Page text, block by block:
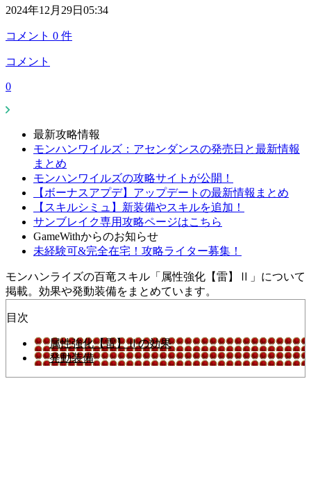
2024年12月29日05:34
コメント 0 件
コメント
0
最新攻略情報
モンハンワイルズ：アセンダンスの発売日と最新情報
まとめ
モンハンワイルズの攻略サイトが公開！
【ボーナスアプデ】アップデートの最新情報まとめ
【スキルシミュ】新装備やスキルを追加！
サンブレイク専用攻略ページはこちら
GameWithからのお知らせ
未経験可&完全在宅！攻略ライター募集！
モンハンライズの百竜スキル「属性強化【雷】Ⅱ」について
掲載。効果や発動装備をまとめています。
目次
属性強化【雷】Ⅱの効果
発動装備